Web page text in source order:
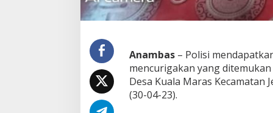
a
h
a
k
K
e
Anambas – Polisi
mencurigakan yang
Desa Kuala Maras Kecamatan
(30-04-23).